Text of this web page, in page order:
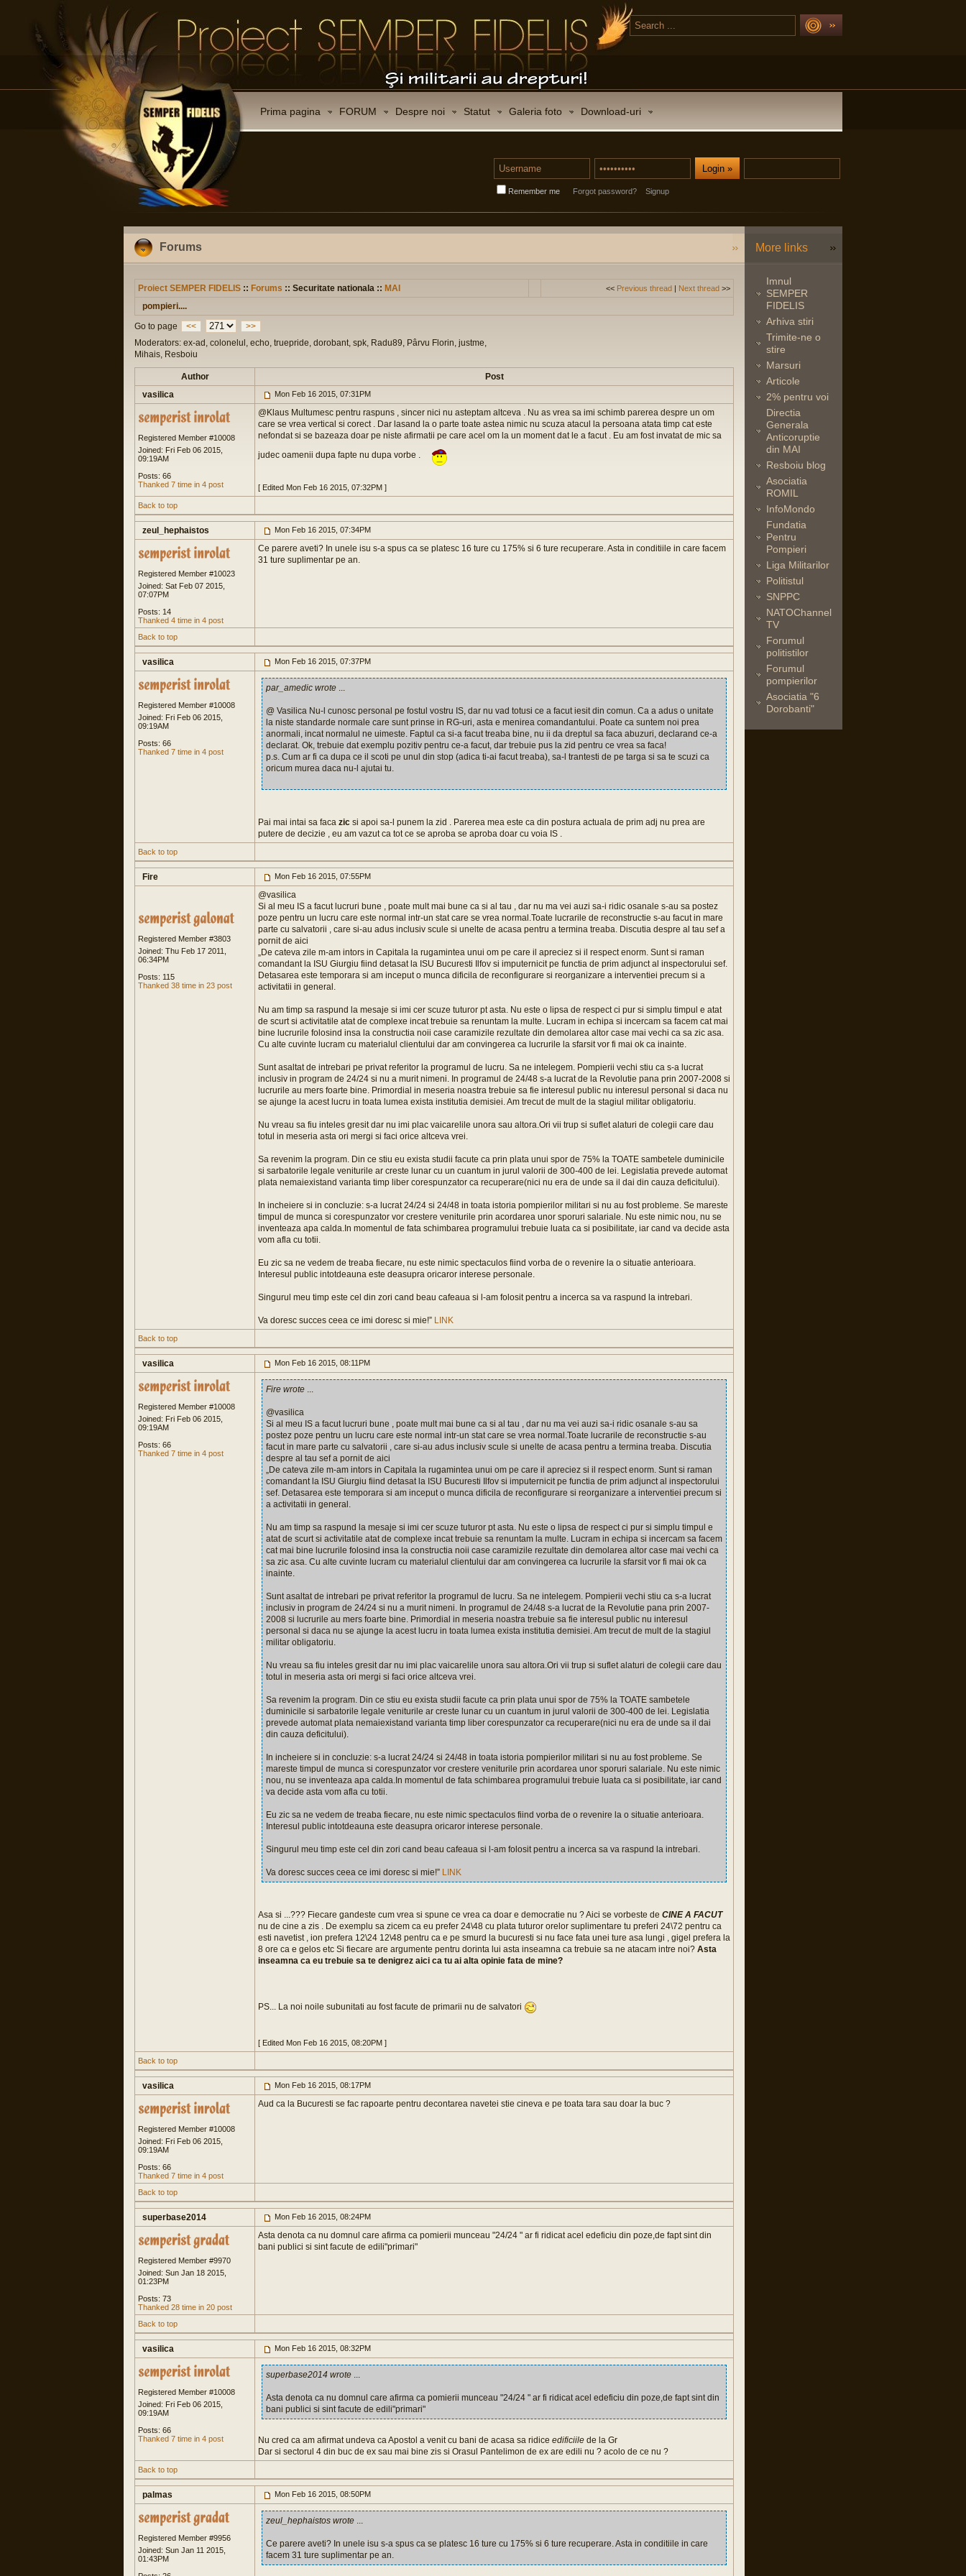
Prima pagina FORUM Despre noi Statut Galeria foto Download-uri
Remember me Forgot password? Signup
Forums
Proiect SEMPER FIDELIS :: Forums :: Securitate nationala :: MAI << Previous thread | Next thread >>
pompieri....
Go to page
<<
>>
Moderators: ex-ad, colonelul, echo, truepride, dorobant, spk, Radu89, Pârvu Florin, justme,
Mihais, Resboiu
Author
Post
vasilica
Mon Feb 16 2015, 07:31PM
Registered Member #10008
Joined: Fri Feb 06 2015,
09:19AM
Posts: 66
Thanked 7 time in 4 post
@Klaus Multumesc pentru raspuns , sincer nici nu asteptam altceva . Nu as vrea sa imi schimb parerea despre un om
care se vrea vertical si corect . Dar lasand la o parte toate astea nimic nu scuza atacul la persoana atata timp cat este
nefondat si se bazeaza doar pe niste afirmatii pe care acel om la un moment dat le a facut . Eu am fost invatat de mic sa
judec oamenii dupa fapte nu dupa vorbe .
[ Edited Mon Feb 16 2015, 07:32PM ]
Back to top
zeul_hephaistos Mon Feb 16 2015, 07:34PM
Registered Member #10023
Joined: Sat Feb 07 2015,
07:07PM
Posts: 14
Thanked 4 time in 4 post
Ce parere aveti? In unele isu s-a spus ca se platesc 16 ture cu 175% si 6 ture recuperare. Asta in conditiile in care facem
31 ture suplimentar pe an.
Back to top
vasilica Mon Feb 16 2015, 07:37PM
Registered Member #10008
Joined: Fri Feb 06 2015,
09:19AM
Posts: 66
Thanked 7 time in 4 post
par_amedic wrote ...
@ Vasilica Nu-l cunosc personal pe fostul vostru IS, dar nu vad totusi ce a facut iesit din comun. Ca a adus o unitate
la niste standarde normale care sunt prinse in RG-uri, asta e menirea comandantului. Poate ca suntem noi prea
anormali, incat normalul ne uimeste. Faptul ca si-a facut treaba bine, nu ii da dreptul sa faca abuzuri, declarand ce-a
declarat. Ok, trebuie dat exemplu pozitiv pentru ce-a facut, dar trebuie pus la zid pentru ce vrea sa faca!
p.s. Cum ar fi ca dupa ce il scoti pe unul din stop (adica ti-ai facut treaba), sa-l trantesti de pe targa si sa te scuzi ca
oricum murea daca nu-l ajutai tu.
Pai mai intai sa faca zic si apoi sa-l punem la zid . Parerea mea este ca din postura actuala de prim adj nu prea are
putere de decizie , eu am vazut ca tot ce se aproba se aproba doar cu voia IS .
Back to top
Fire Mon Feb 16 2015, 07:55PM
Registered Member #3803
Joined: Thu Feb 17 2011,
06:34PM
Posts: 115
Thanked 38 time in 23 post
@vasilica
Si al meu IS a facut lucruri bune , poate mult mai bune ca si al tau , dar nu ma vei auzi sa-i ridic osanale s-au sa postez
poze pentru un lucru care este normal intr-un stat care se vrea normal.Toate lucrarile de reconstructie s-au facut in mare
parte cu salvatorii , care si-au adus inclusiv scule si unelte de acasa pentru a termina treaba. Discutia despre al tau sef a
pornit de aici
„De cateva zile m-am intors in Capitala la rugamintea unui om pe care il apreciez si il respect enorm. Sunt si raman
comandant la ISU Giurgiu fiind detasat la ISU Bucuresti Ilfov si imputernicit pe functia de prim adjunct al inspectorului sef.
Detasarea este temporara si am inceput o munca dificila de reconfigurare si reorganizare a interventiei precum si a
activitatii in general.
Nu am timp sa raspund la mesaje si imi cer scuze tuturor pt asta. Nu este o lipsa de respect ci pur si simplu timpul e atat
de scurt si activitatile atat de complexe incat trebuie sa renuntam la multe. Lucram in echipa si incercam sa facem cat mai
bine lucrurile folosind insa la constructia noii case caramizile rezultate din demolarea altor case mai vechi ca sa zic asa.
Cu alte cuvinte lucram cu materialul clientului dar am convingerea ca lucrurile la sfarsit vor fi mai ok ca inainte.
Sunt asaltat de intrebari pe privat referitor la programul de lucru. Sa ne intelegem. Pompierii vechi stiu ca s-a lucrat
inclusiv in program de 24/24 si nu a murit nimeni. In programul de 24/48 s-a lucrat de la Revolutie pana prin 2007-2008 si
lucrurile au mers foarte bine. Primordial in meseria noastra trebuie sa fie interesul public nu interesul personal si daca nu
se ajunge la acest lucru in toata lumea exista institutia demisiei. Am trecut de mult de la stagiul militar obligatoriu.
Nu vreau sa fiu inteles gresit dar nu imi plac vaicarelile unora sau altora.Ori vii trup si suflet alaturi de colegii care dau
totul in meseria asta ori mergi si faci orice altceva vrei.
Sa revenim la program. Din ce stiu eu exista studii facute ca prin plata unui spor de 75% la TOATE sambetele duminicile
si sarbatorile legale veniturile ar creste lunar cu un cuantum in jurul valorii de 300-400 de lei. Legislatia prevede automat
plata nemaiexistand varianta timp liber corespunzator ca recuperare(nici nu era de unde sa il dai din cauza deficitului).
In incheiere si in concluzie: s-a lucrat 24/24 si 24/48 in toata istoria pompierilor militari si nu au fost probleme. Se mareste
timpul de munca si corespunzator vor crestere veniturile prin acordarea unor sporuri salariale. Nu este nimic nou, nu se
inventeaza apa calda.In momentul de fata schimbarea programului trebuie luata ca si posibilitate, iar cand va decide asta
vom afla cu totii.
Eu zic sa ne vedem de treaba fiecare, nu este nimic spectaculos fiind vorba de o revenire la o situatie anterioara.
Interesul public intotdeauna este deasupra oricaror interese personale.
Singurul meu timp este cel din zori cand beau cafeaua si l-am folosit pentru a incerca sa va raspund la intrebari.
Va doresc succes ceea ce imi doresc si mie!” LINK
Back to top
vasilica Mon Feb 16 2015, 08:11PM
Registered Member #10008
Joined: Fri Feb 06 2015,
09:19AM
Posts: 66
Thanked 7 time in 4 post
Fire wrote ...
@vasilica
Si al meu IS a facut lucruri bune , poate mult mai bune ca si al tau , dar nu ma vei auzi sa-i ridic osanale s-au sa
postez poze pentru un lucru care este normal intr-un stat care se vrea normal.Toate lucrarile de reconstructie s-au
facut in mare parte cu salvatorii , care si-au adus inclusiv scule si unelte de acasa pentru a termina treaba. Discutia
despre al tau sef a pornit de aici
„De cateva zile m-am intors in Capitala la rugamintea unui om pe care il apreciez si il respect enorm. Sunt si raman
comandant la ISU Giurgiu fiind detasat la ISU Bucuresti Ilfov si imputernicit pe functia de prim adjunct al inspectorului
sef. Detasarea este temporara si am inceput o munca dificila de reconfigurare si reorganizare a interventiei precum si
a activitatii in general.
Nu am timp sa raspund la mesaje si imi cer scuze tuturor pt asta. Nu este o lipsa de respect ci pur si simplu timpul e
atat de scurt si activitatile atat de complexe incat trebuie sa renuntam la multe. Lucram in echipa si incercam sa facem
cat mai bine lucrurile folosind insa la constructia noii case caramizile rezultate din demolarea altor case mai vechi ca
sa zic asa. Cu alte cuvinte lucram cu materialul clientului dar am convingerea ca lucrurile la sfarsit vor fi mai ok ca
inainte.
Sunt asaltat de intrebari pe privat referitor la programul de lucru. Sa ne intelegem. Pompierii vechi stiu ca s-a lucrat
inclusiv in program de 24/24 si nu a murit nimeni. In programul de 24/48 s-a lucrat de la Revolutie pana prin 2007-
2008 si lucrurile au mers foarte bine. Primordial in meseria noastra trebuie sa fie interesul public nu interesul
personal si daca nu se ajunge la acest lucru in toata lumea exista institutia demisiei. Am trecut de mult de la stagiul
militar obligatoriu.
Nu vreau sa fiu inteles gresit dar nu imi plac vaicarelile unora sau altora.Ori vii trup si suflet alaturi de colegii care dau
totul in meseria asta ori mergi si faci orice altceva vrei.
Sa revenim la program. Din ce stiu eu exista studii facute ca prin plata unui spor de 75% la TOATE sambetele
duminicile si sarbatorile legale veniturile ar creste lunar cu un cuantum in jurul valorii de 300-400 de lei. Legislatia
prevede automat plata nemaiexistand varianta timp liber corespunzator ca recuperare(nici nu era de unde sa il dai
din cauza deficitului).
In incheiere si in concluzie: s-a lucrat 24/24 si 24/48 in toata istoria pompierilor militari si nu au fost probleme. Se
mareste timpul de munca si corespunzator vor crestere veniturile prin acordarea unor sporuri salariale. Nu este nimic
nou, nu se inventeaza apa calda.In momentul de fata schimbarea programului trebuie luata ca si posibilitate, iar cand
va decide asta vom afla cu totii.
Eu zic sa ne vedem de treaba fiecare, nu este nimic spectaculos fiind vorba de o revenire la o situatie anterioara.
Interesul public intotdeauna este deasupra oricaror interese personale.
Singurul meu timp este cel din zori cand beau cafeaua si l-am folosit pentru a incerca sa va raspund la intrebari.
Va doresc succes ceea ce imi doresc si mie!” LINK
Asa si ...??? Fiecare gandeste cum vrea si spune ce vrea ca doar e democratie nu ? Aici se vorbeste de CINE A FACUT
nu de cine a zis . De exemplu sa zicem ca eu prefer 24\48 cu plata tuturor orelor suplimentare tu preferi 24\72 pentru ca
esti navetist , ion prefera 12\24 12\48 pentru ca e pe smurd la bucuresti si nu face fata unei ture asa lungi , gigel prefera la
8 ore ca e gelos etc Si fiecare are argumente pentru dorinta lui asta inseamna ca trebuie sa ne atacam intre noi? Asta
inseamna ca eu trebuie sa te denigrez aici ca tu ai alta opinie fata de mine?
PS... La noi noile subunitati au fost facute de primarii nu de salvatori
[ Edited Mon Feb 16 2015, 08:20PM ]
Back to top
vasilica Mon Feb 16 2015, 08:17PM
Registered Member #10008
Joined: Fri Feb 06 2015,
09:19AM
Posts: 66
Thanked 7 time in 4 post
Aud ca la Bucuresti se fac rapoarte pentru decontarea navetei stie cineva e pe toata tara sau doar la buc ?
Back to top
superbase2014 Mon Feb 16 2015, 08:24PM
Registered Member #9970
Joined: Sun Jan 18 2015,
01:23PM
Posts: 73
Thanked 28 time in 20 post
Asta denota ca nu domnul care afirma ca pomierii munceau "24/24 " ar fi ridicat acel edeficiu din poze,de fapt sint din
bani publici si sint facute de edili"primari"
Back to top
vasilica Mon Feb 16 2015, 08:32PM
Registered Member #10008
Joined: Fri Feb 06 2015,
09:19AM
Posts: 66
Thanked 7 time in 4 post
superbase2014 wrote ...
Asta denota ca nu domnul care afirma ca pomierii munceau "24/24 " ar fi ridicat acel edeficiu din poze,de fapt sint din
bani publici si sint facute de edili"primari"
Nu cred ca am afirmat undeva ca Apostol a venit cu bani de acasa sa ridice edificiile de la Gr
Dar si sectorul 4 din buc de ex sau mai bine zis si Orasul Pantelimon de ex are edili nu ? acolo de ce nu ?
Back to top
palmas Mon Feb 16 2015, 08:50PM
Registered Member #9956
Joined: Sun Jan 11 2015,
01:43PM
zeul_hephaistos wrote ...
Ce parere aveti? In unele isu s-a spus ca se platesc 16 ture cu 175% si 6 ture recuperare. Asta in conditiile in care
facem 31 ture suplimentar pe an.
More links
Imnul
SEMPER
FIDELIS
Arhiva stiri
Trimite-ne o
stire
Marsuri
Articole
2% pentru voi
Directia
Generala
Anticoruptie
din MAI
Resboiu blog
Asociatia
ROMIL
InfoMondo
Fundatia
Pentru
Pompieri
Liga Militarilor
Politistul
SNPPC
NATOChannel
TV
Forumul
politistilor
Forumul
pompierilor
Asociatia "6
Dorobanti"